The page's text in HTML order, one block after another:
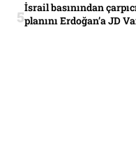
İsrail basınından
planını Erdoğan’a JD